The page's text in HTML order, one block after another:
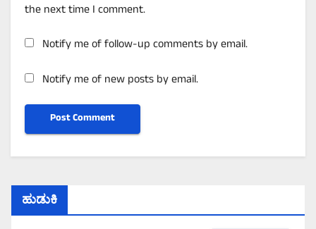
the next time I comment.
Notify me of follow-up comments by email.
Notify me of new posts by email.
ಹುಡುಕಿ